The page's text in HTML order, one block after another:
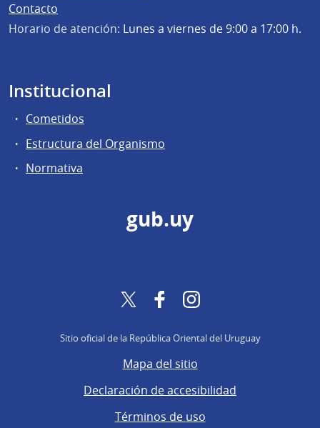
Contacto
Horario de atención: Lunes a viernes de 9:00 a 17:00 h.
Institucional
Cometidos
Estructura del Organismo
Normativa
gub.uy
Twitter FacebookInstagram
Sitio oficial de la República Oriental del Uruguay
Mapa del sitio
Declaración de accesibilidad
Términos de uso